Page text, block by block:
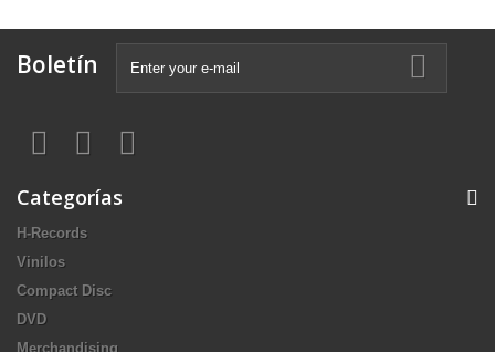
Boletín
Categorías
H-Records
Vinilos
Compact Disc
DVD
Merchandising